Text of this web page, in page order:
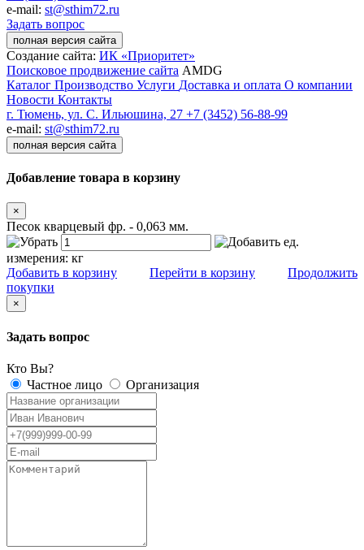
e-mail: st@sthim72.ru
Задать вопрос
полная версия сайта
Создание сайта: ИК «Приоритет»
Поисковое продвижение сайта AMDG
Каталог Производство Услуги Доставка и оплата О компании
Новости Контакты
г. Тюмень, ул. С. Ильюшина, 27 +7 (3452) 56-88-99
e-mail: st@sthim72.ru
полная версия сайта
Добавление товара в корзину
×
Песок кварцевый фр. - 0,063 мм.
ед.
измерения: кг
Добавить в корзину
Перейти в корзину
Продолжить
покупки
×
Задать вопрос
Кто Вы?
Частное лицо
Организация